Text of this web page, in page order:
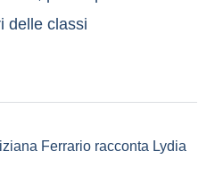
delle classi
Ferrario racconta Lydia